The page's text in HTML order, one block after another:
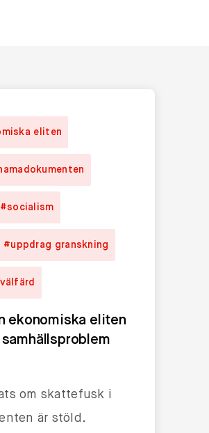
eliten
#socialism
#uppdrag granskning
ekonomiska eliten
om skattefusk i
är stöld.